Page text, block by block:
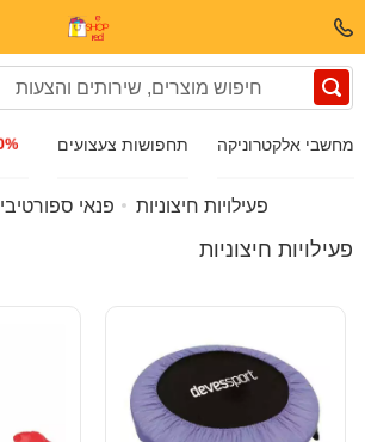
תחפושות צעצועים מחשבי אלקטרוניקה
אביזרים
תכשיטים
פנאי ספורטיבי פעילויות חיצוניות
פעילויות חיצוניות